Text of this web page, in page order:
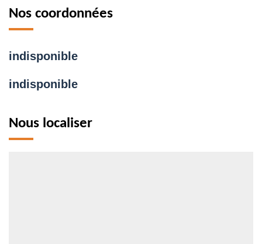
Nos coordonnées
indisponible
indisponible
Nous localiser